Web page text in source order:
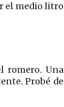
el medio litro
romero. Una
Probé de